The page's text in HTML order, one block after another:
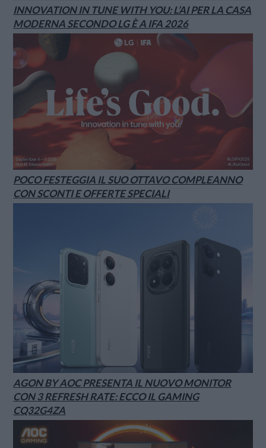
INNOVATION IN TUNE WITH YOU: L’AI PER LA CASA
MODERNA SECONDO LG È A IFA 2026
POCO FESTEGGIA IL SUO OTTAVO COMPLEANNO
CON SCONTI E OFFERTE SPECIALI
AGON BY AOC PRESENTA IL NUOVO MONITOR
CON 3 REFRESH RATE: ECCO IL GAMING
CQ32G4ZA